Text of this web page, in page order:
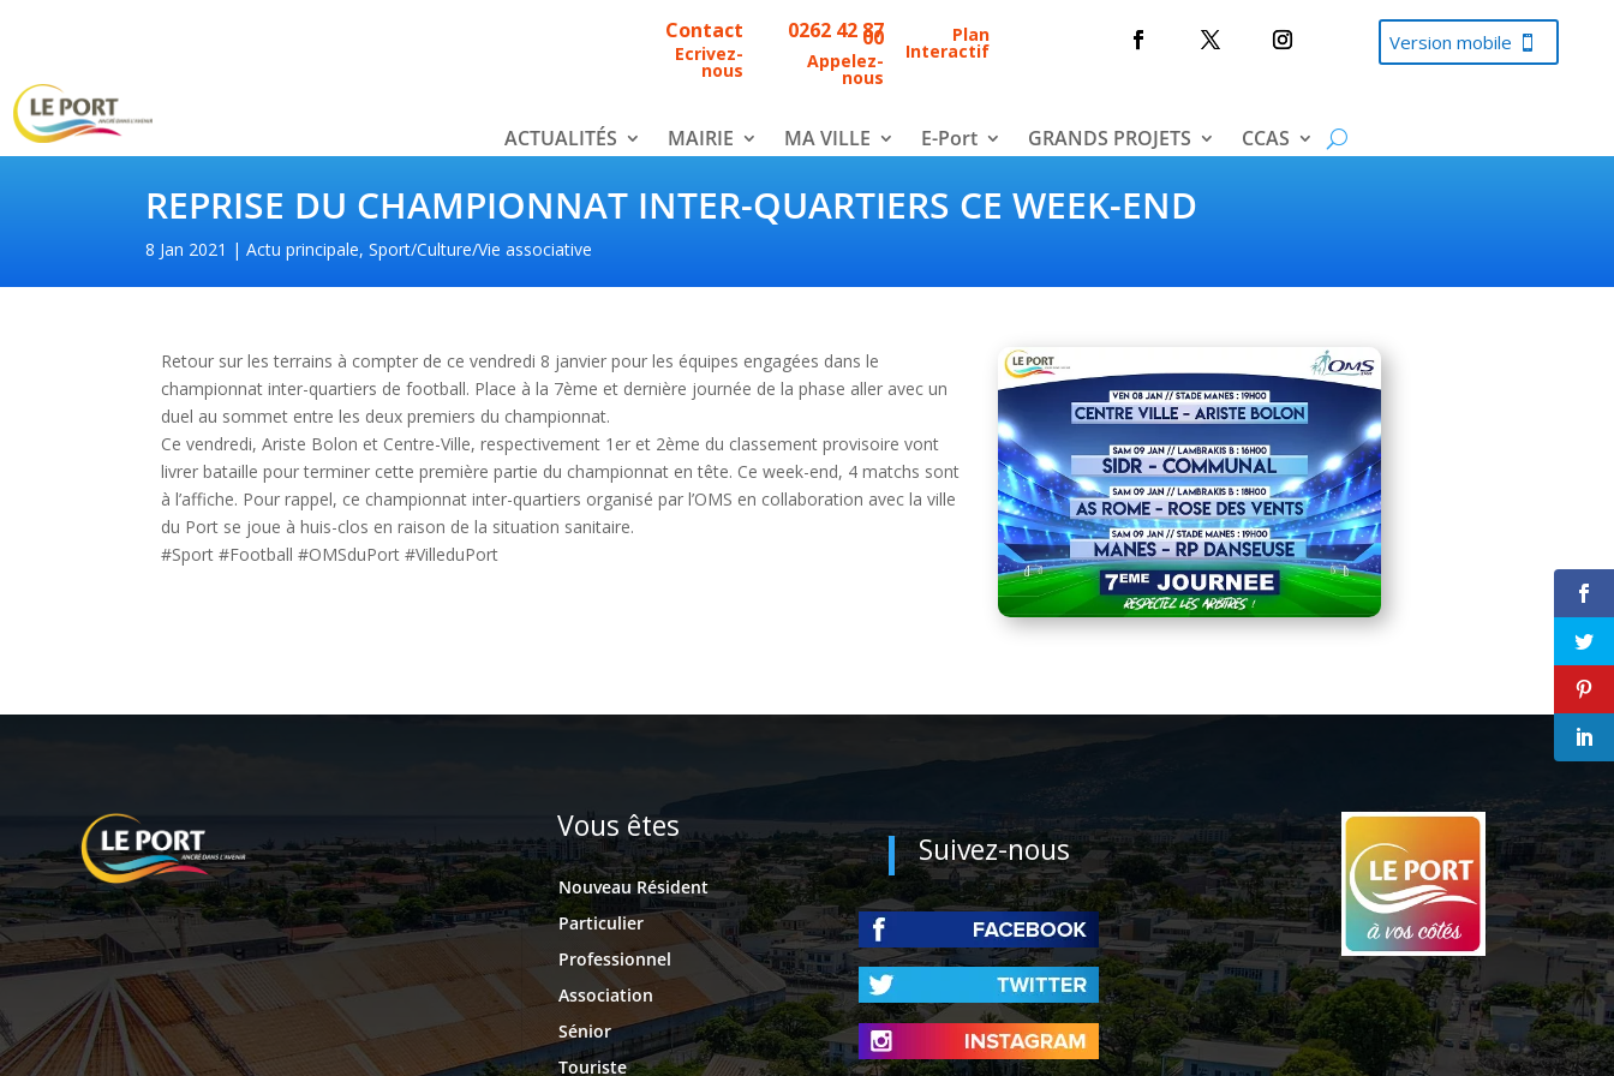
Contact
Ecrivez-
nous
0262 42 87
00
Appelez-
nous
Plan
Interactif Version mobile
ACTUALITÉS MAIRIE MA VILLE E-Port GRANDS PROJETS CCAS
REPRISE DU CHAMPIONNAT INTER-QUARTIERS CE WEEK-END
8 Jan 2021 Actu principale, Sport/Culture/Vie associative
Retour sur les terrains à compter de ce vendredi 8 janvier pour les équipes engagées dans le
championnat inter-quartiers de football. Place à la 7ème et dernière journée de la phase aller avec un
duel au sommet entre les deux premiers du championnat.
Ce vendredi, Ariste Bolon et Centre-Ville, respectivement 1er et 2ème du classement provisoire vont
livrer bataille pour terminer cette première partie du championnat en tête. Ce week-end, 4 matchs sont
à l’affiche. Pour rappel, ce championnat inter-quartiers organisé par l’OMS en collaboration avec la ville
du Port se joue à huis-clos en raison de la situation sanitaire.
#Sport #Football #OMSduPort #VilleduPort
Vous êtes
Nouveau Résident
Particulier
Professionnel
Association
Sénior
Touriste
Suivez-nous